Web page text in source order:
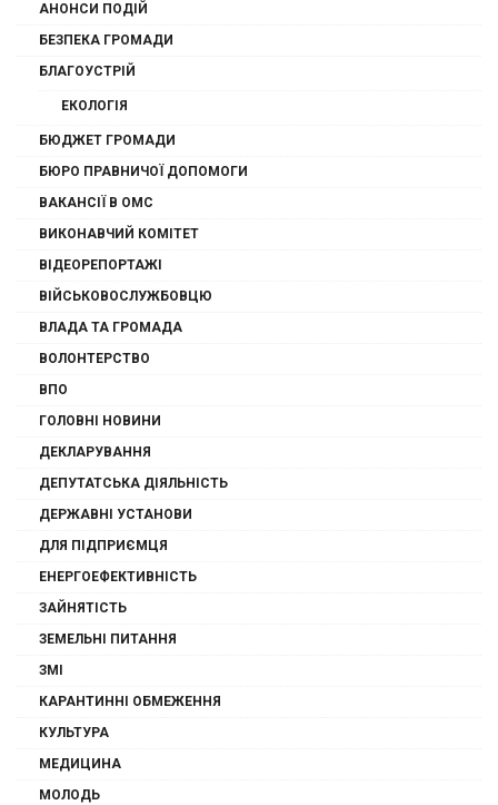
АНОНСИ ПОДІЙ
БЕЗПЕКА ГРОМАДИ
БЛАГОУСТРІЙ
ЕКОЛОГІЯ
БЮДЖЕТ ГРОМАДИ
БЮРО ПРАВНИЧОЇ ДОПОМОГИ
ВАКАНСІЇ В ОМС
ВИКОНАВЧИЙ КОМІТЕТ
ВІДЕОРЕПОРТАЖІ
ВІЙСЬКОВОСЛУЖБОВЦЮ
ВЛАДА ТА ГРОМАДА
ВОЛОНТЕРСТВО
ВПО
ГОЛОВНІ НОВИНИ
ДЕКЛАРУВАННЯ
ДЕПУТАТСЬКА ДІЯЛЬНІСТЬ
ДЕРЖАВНІ УСТАНОВИ
ДЛЯ ПІДПРИЄМЦЯ
ЕНЕРГОЕФЕКТИВНІСТЬ
ЗАЙНЯТІСТЬ
ЗЕМЕЛЬНІ ПИТАННЯ
ЗМІ
КАРАНТИННІ ОБМЕЖЕННЯ
КУЛЬТУРА
МЕДИЦИНА
МОЛОДЬ